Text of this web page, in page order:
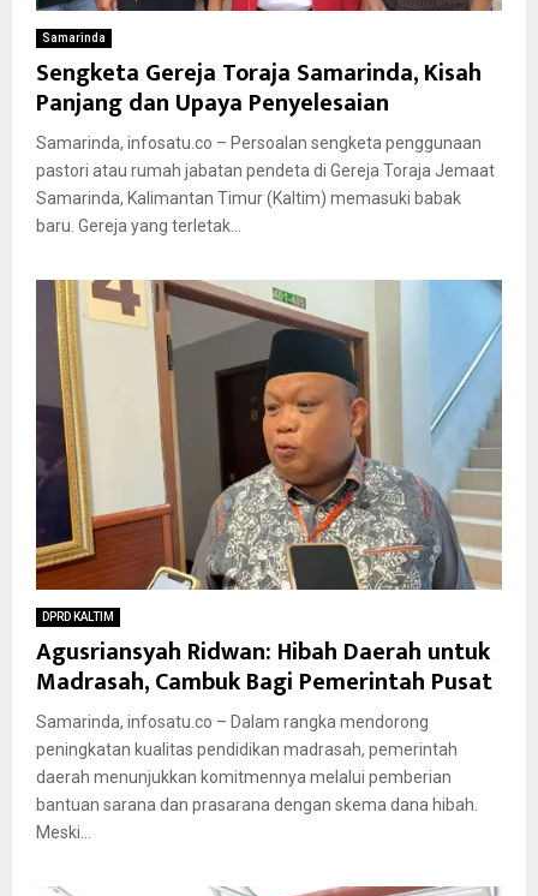
Samarinda
Sengketa Gereja Toraja Samarinda, Kisah
Panjang dan Upaya Penyelesaian
Samarinda, infosatu.co – Persoalan sengketa penggunaan
pastori atau rumah jabatan pendeta di Gereja Toraja Jemaat
Samarinda, Kalimantan Timur (Kaltim) memasuki babak
baru. Gereja yang terletak...
DPRD KALTIM
Agusriansyah Ridwan: Hibah Daerah untuk
Madrasah, Cambuk Bagi Pemerintah Pusat
Samarinda, infosatu.co – Dalam rangka mendorong
peningkatan kualitas pendidikan madrasah, pemerintah
daerah menunjukkan komitmennya melalui pemberian
bantuan sarana dan prasarana dengan skema dana hibah.
Meski...